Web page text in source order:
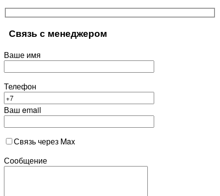
Связь с менеджером
Ваше имя
Телефон
Ваш email
Связь через Max
Сообщение